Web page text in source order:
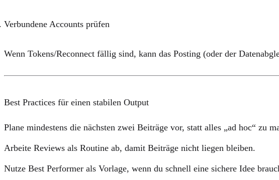
Verbundene Accounts prüfen
Wenn Tokens/Reconnect fällig sind, kann das Posting (oder der
Best Practices für einen stabilen Output
Plane mindestens die nächsten zwei Beiträge vor, statt alles „ad hoc“ zu
Arbeite Reviews als Routine ab, damit Beiträge nicht liegen bleiben.
Nutze Best Performer als Vorlage, wenn du schnell eine sichere Idee